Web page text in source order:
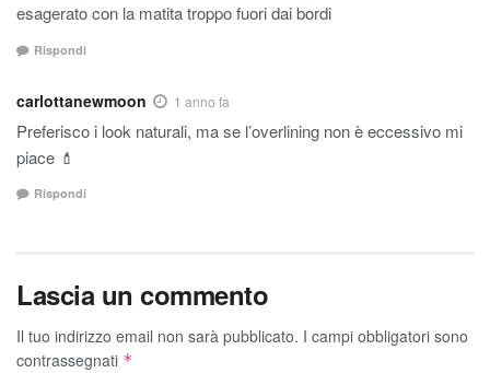
esagerato con la matita troppo fuori dai bordi
Rispondi
carlottanewmoon 1 anno fa
Preferisco i look naturali, ma se l’overlining non è eccessivo mi
piace 💄
Rispondi
Lascia un commento
Il tuo indirizzo email non sarà pubblicato. I campi obbligatori sono
contrassegnati *